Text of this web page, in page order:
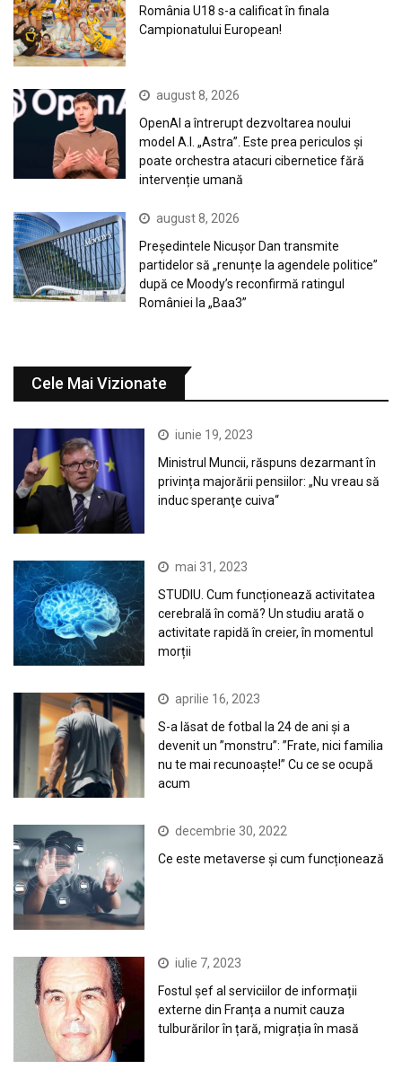
România U18 s-a calificat în finala
Campionatului European!
august 8, 2026
OpenAI a întrerupt dezvoltarea noului
model A.I. „Astra”. Este prea periculos și
poate orchestra atacuri cibernetice fără
intervenție umană
august 8, 2026
Președintele Nicușor Dan transmite
partidelor să „renunțe la agendele politice”
după ce Moody’s reconfirmă ratingul
României la „Baa3”
Cele Mai Vizionate
iunie 19, 2023
Ministrul Muncii, răspuns dezarmant în
privința majorării pensiilor: „Nu vreau să
induc speranţe cuiva“
mai 31, 2023
STUDIU. Cum funcționează activitatea
cerebrală în comă? Un studiu arată o
activitate rapidă în creier, în momentul
morții
aprilie 16, 2023
S-a lăsat de fotbal la 24 de ani și a
devenit un ”monstru”: ”Frate, nici familia
nu te mai recunoaște!” Cu ce se ocupă
acum
decembrie 30, 2022
Ce este metaverse și cum funcționează
iulie 7, 2023
Fostul șef al serviciilor de informații
externe din Franța a numit cauza
tulburărilor în țară, migrația în masă